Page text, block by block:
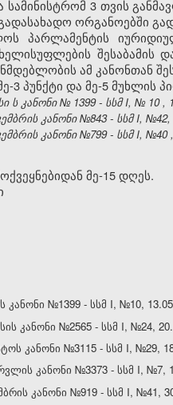
სამინისტრომ 3 თვის
ორგანოებში
პარლამენტის
შესაბამის
ამ კანონთან
3 პუნქტი და მე-5 მუხლის
ს კანონი № 1399 - სსმ I, № 10 ,
კანონი №843 - სსმ I, №42,
კანონი №799 - სსმ I, №40 ,
მე-15 დღეს.
ს კანონი №1399 - სსმ I, №10,
კანონი №2565 - სსმ I, №24,
კანონი №3115 - სსმ I, №29,
კანონი №3373 - სსმ I, №7,
კანონი №919 - სსმ I, №41,